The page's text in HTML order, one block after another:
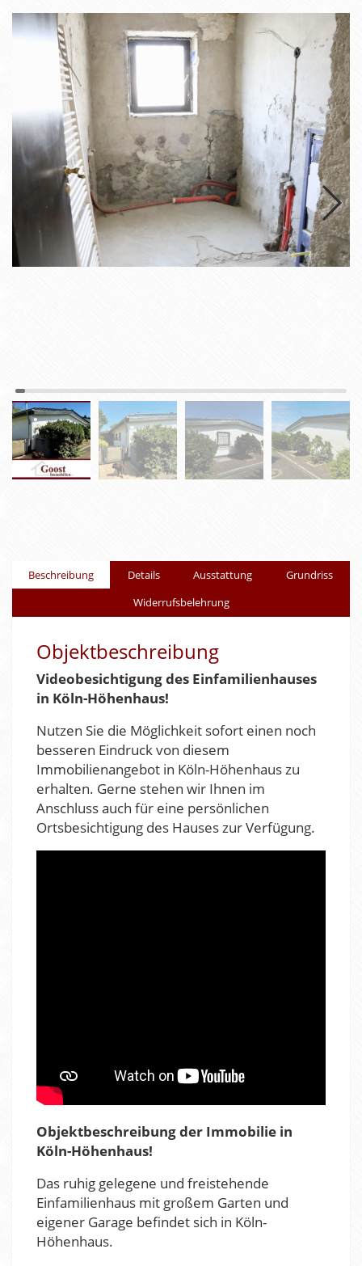
Beschreibung Details Ausstattung
Grundriss
Widerrufsbelehrung
Objektbeschreibung
Videobesichtigung des Einfamilienhauses
in Köln-Höhenhaus!
Nutzen Sie die Möglichkeit sofort einen noch
besseren Eindruck von diesem
Immobilienangebot in Köln-Höhenhaus zu
erhalten. Gerne stehen wir Ihnen im
Anschluss auch für eine persönlichen
Ortsbesichtigung des Hauses zur Verfügung.
Objektbeschreibung der Immobilie in
Köln-Höhenhaus!
Das ruhig gelegene und freistehende
Einfamilienhaus mit großem Garten und
eigener Garage befindet sich in Köln-
Höhenhaus.